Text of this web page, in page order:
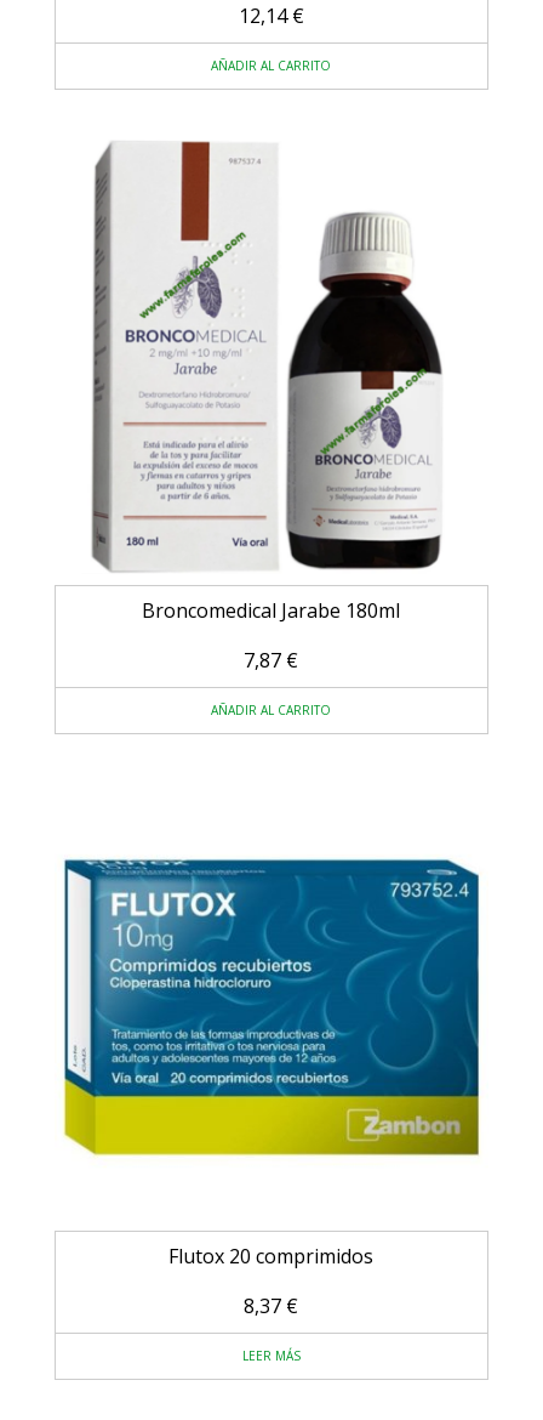
12,14€
AÑADIR AL CARRITO
Broncomedical Jarabe 180ml
7,87 €
AÑADIR AL CARRITO
Flutox 20 comprimidos
8,37 €
LEER MÁS